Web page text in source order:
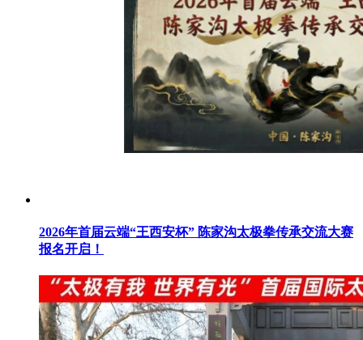
2026年首届云端“王西安杯” 陈家沟太极拳传承交流大赛
报名开启！